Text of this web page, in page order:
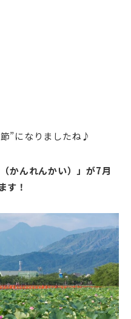
”になりましたね♪
かんれんかい）」が7月
す！